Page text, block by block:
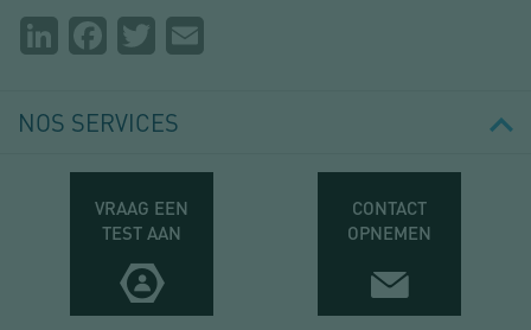
Partager
page
LinkedInFacebookTwitter
NOS SERVICES
VRAAG EEN
TEST AAN
CONTACT
OPNEMEN